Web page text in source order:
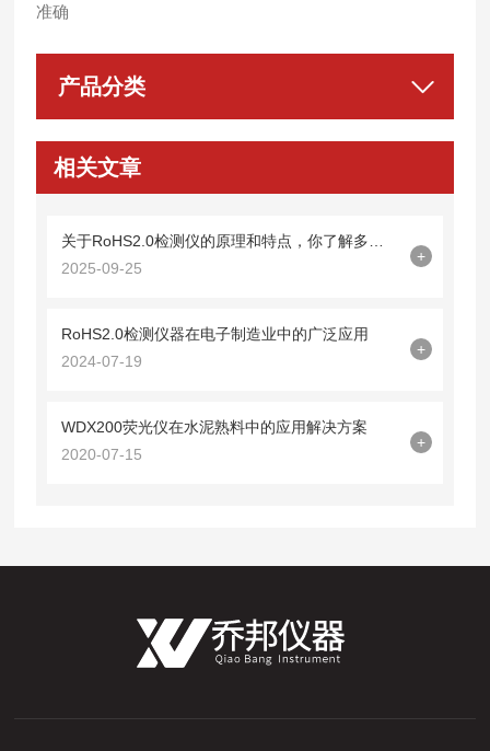
准确
产品分类
相关文章
2025-09-25
+
RoHS2.0检测仪器在电子制造业中的广泛应用
2024-07-19
+
WDX200荧光仪在水泥熟料中的应用解决方案
2020-07-15
+